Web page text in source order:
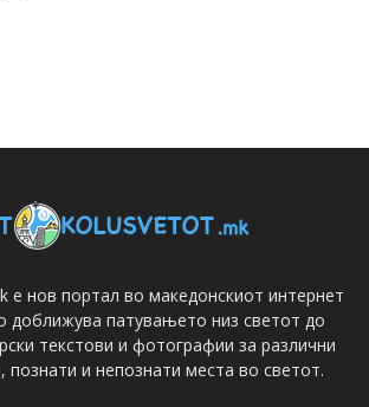
е нов портал во македонскиот интернет
доближува патувањето низ светот до
текстови и фотографии за различни
познати и непознати места во светот.